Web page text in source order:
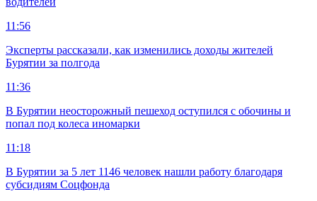
11:56
Эксперты рассказали, как изменились доходы жителей
Бурятии за полгода
11:36
В Бурятии неосторожный пешеход оступился с обочины и
попал под колеса иномарки
11:18
В Бурятии за 5 лет 1146 человек нашли работу благодаря
субсидиям Соцфонда